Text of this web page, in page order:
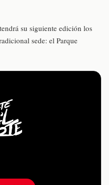
su siguiente edición los
sede: el Parque